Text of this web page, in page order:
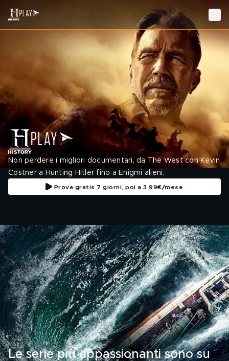
Non perdere i migliori documentari, da The West con Kevin
Costner a Hunting Hitler fino a Enigmi alieni.
Prova gratis 7 giorni, poi a 3,99€/mese
Le serie più appassionanti sono su